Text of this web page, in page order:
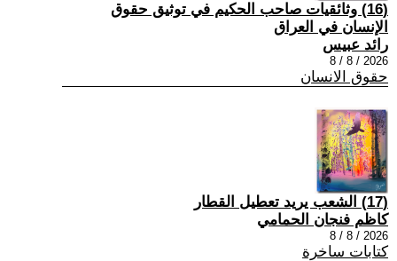
(16) وثائقيات صاحب الحكيم في توثيق حقوق
الإنسان في العراق
رائد عبيس
2026 / 8 / 8
حقوق الانسان
(17) الشعب يريد تعطيل القطار
كاظم فنجان الحمامي
2026 / 8 / 8
كتابات ساخرة